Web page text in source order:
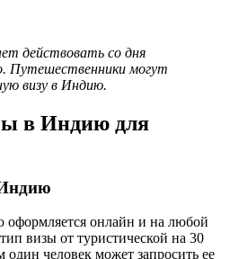
действовать со дня
Путешественники могут
визу в Индию.
в Индию для
онлайн и на любой
визы от туристической на 30
человек может запросить ее